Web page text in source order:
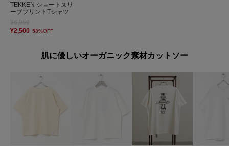
TEKKEN ショートスリ
ーブプリントTシャツ
¥2,500 58%OFF
肌に優しいオーガニック素材カットソー